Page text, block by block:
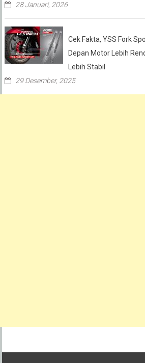
28 Januari, 2026
Cek Fakta, YSS Fork
Depan Motor Lebih
Lebih Stabil
29 Desember, 2025